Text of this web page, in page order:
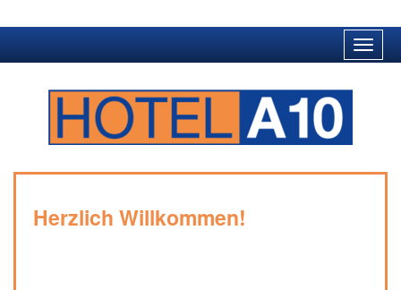
Toggle
Herzlich Willkommen!